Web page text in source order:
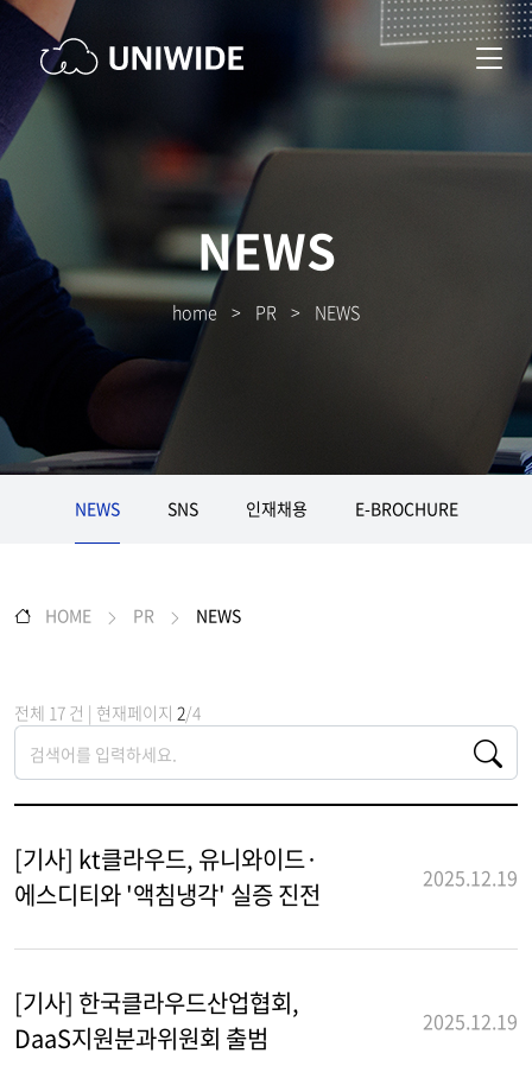
NEWS
home > PR > NEWS
NEWS SNS 인재채용 E-BROCHURE
HOME PR NEWS
전체 17 건 | 현재페이지 2/4
[기사] kt클라우드, 유니와이드·
에스디티와 '액침냉각' 실증 진전
2025.12.19
[기사] 한국클라우드산업협회,
DaaS지원분과위원회 출범
2025.12.19